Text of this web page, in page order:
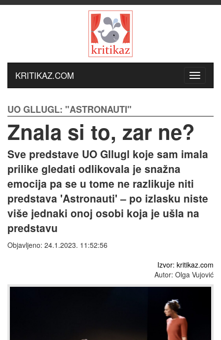
KRITIKAZ.COM
UO GLLUGL: "ASTRONAUTI"
Znala si to, zar ne?
Sve predstave UO Gllugl koje sam imala
prilike gledati odlikovala je snažna
emocija pa se u tome ne razlikuje niti
predstava 'Astronauti' – po izlasku niste
više jednaki onoj osobi koja je ušla na
predstavu
Objavljeno: 24.1.2023. 11:52:56
Izvor: kritikaz.com
Autor: Olga Vujović